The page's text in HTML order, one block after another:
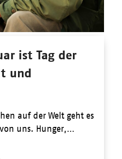
ist Tag der
und
auf der Welt geht es
uns. Hunger,…